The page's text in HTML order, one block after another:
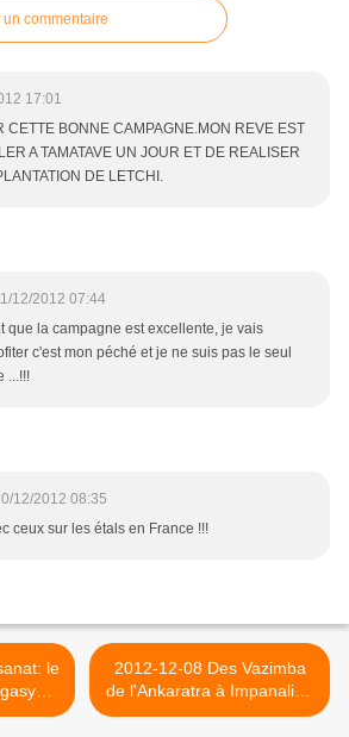
un commentaire
17:01
CETTE BONNE CAMPAGNE.MON REVE EST
A TAMATAVE UN JOUR ET DE REALISER
DE LETCHI.
12/2012 07:44
que la campagne est excellente, je vais
c'est mon péché et je ne suis pas le seul
...!!!
12/2012 08:35
ceux sur les étals en France !!!
2012-12-08 Des Vazimba
de l'Ankaratra à Impanalina
>